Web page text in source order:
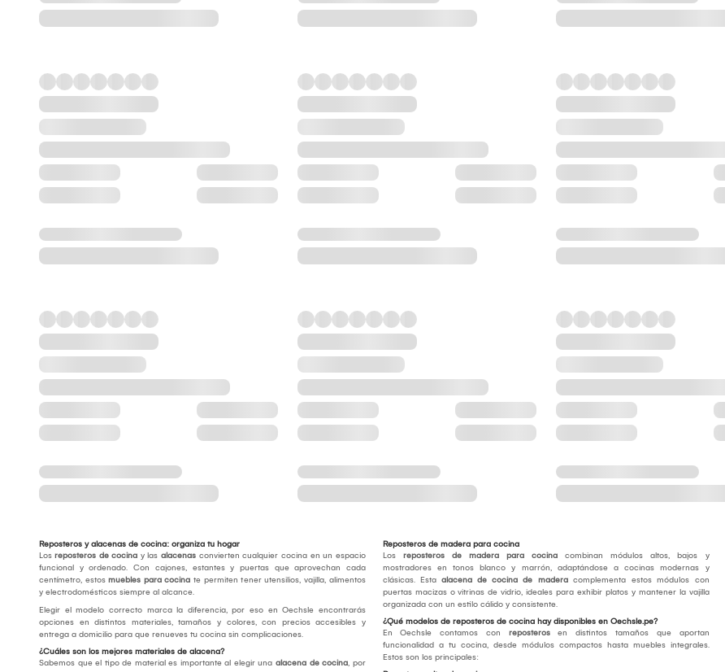
Reposteros y alacenas de cocina: organiza tu hogar
Los reposteros de cocina y las alacenas convierten cualquier cocina en un espacio
funcional y ordenado. Con cajones, estantes y puertas que aprovechan cada
centímetro, estos muebles para cocina te permiten tener utensilios, vajilla, alimentos
y electrodomésticos siempre al alcance.
Elegir el modelo correcto marca la diferencia, por eso en Oechsle encontrarás
opciones en distintos materiales, tamaños y colores, con precios accesibles y
entrega a domicilio para que renueves tu cocina sin complicaciones.
¿Cuáles son los mejores materiales de alacena?
Sabemos que el tipo de material es importante al elegir una alacena de cocina, por
Reposteros de madera para cocina
Los reposteros de madera para cocinacombinan módulos altos, bajos y
mostradores en tonos blanco y marrón, adaptándose a cocinas modernas y
clásicas. Esta alacena de cocina de maderacomplementa estos módulos con
puertas macizas o vitrinas de vidrio, ideales para exhibir platos y mantener la vajilla
organizada con un estilo cálido y consistente.
¿Qué modelos de reposteros de cocina hay disponibles en Oechsle.pe?
En Oechsle contamos con reposteros en distintos tamaños que aportan
funcionalidad a tu cocina, desde módulos compactos hasta muebles integrales.
Estos son los principales: